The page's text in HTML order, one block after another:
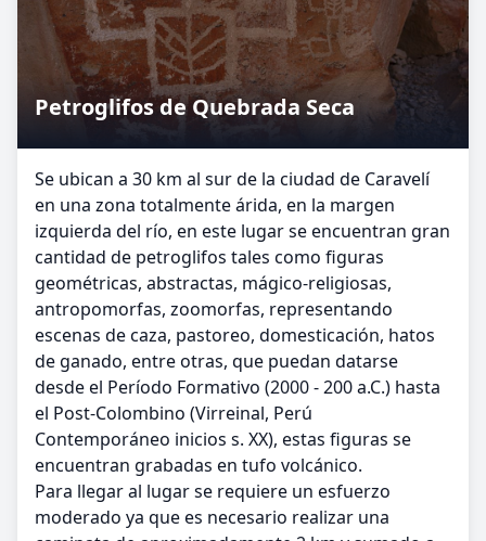
Petroglifos de Quebrada Seca
Se ubican a 30 km al sur de la ciudad de Caravelí
en una zona totalmente árida, en la margen
izquierda del río, en este lugar se encuentran gran
cantidad de petroglifos tales como figuras
geométricas, abstractas, mágico-religiosas,
antropomorfas, zoomorfas, representando
escenas de caza, pastoreo, domesticación, hatos
de ganado, entre otras, que puedan datarse
desde el Período Formativo (2000 - 200 a.C.) hasta
el Post-Colombino (Virreinal, Perú
Contemporáneo inicios s. XX), estas figuras se
encuentran grabadas en tufo volcánico.
Para llegar al lugar se requiere un esfuerzo
moderado ya que es necesario realizar una